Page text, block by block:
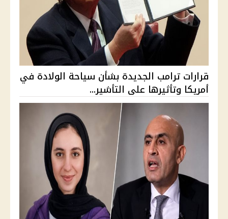
قرارات ترامب الجديدة بشأن سياحة الولادة في
أمريكا وتأثيرها على التأشير...